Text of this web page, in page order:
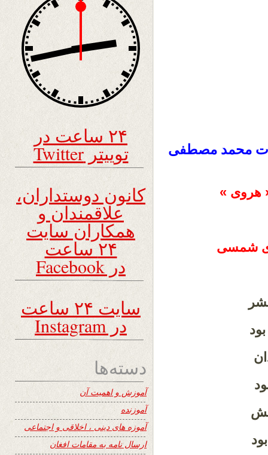
محمد مصطفی
هروی »
۲۴ ساعت در
توییتر Twitter
کانون دوستداران،
علاقمندان و
همکاران سایت
۲۴ ساعت
در Facebook
سایت ۲۴ ساعت
در Instagram
دسته‌ها
آموزش و اهمیت آن
آموزنده
آموزه های دینی ، اخلاقی و اجتماعی
ارسال نامه به مقامات افغان